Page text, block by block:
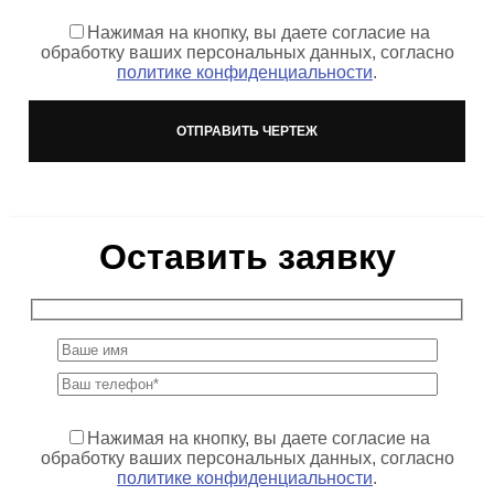
Нажимая на кнопку, вы даете согласие на
обработку ваших персональных данных, согласно
политике конфиденциальности.
Оставить заявку
Нажимая на кнопку, вы даете согласие на
обработку ваших персональных данных, согласно
политике конфиденциальности.